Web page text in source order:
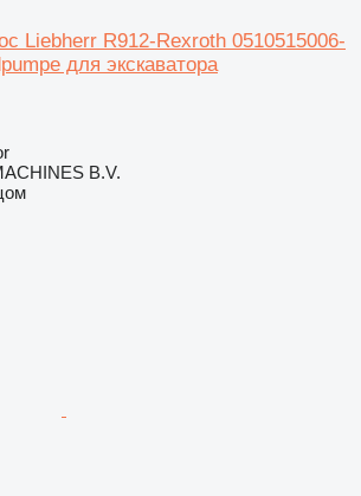
Liebherr R912-Rexroth 0510515006-
для экскаватора
B.V.